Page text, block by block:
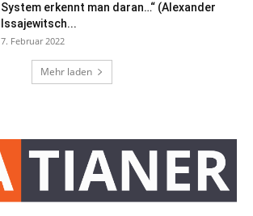
System erkennt man daran…“ (Alexander
Issajewitsch...
7. Februar 2022
Mehr laden